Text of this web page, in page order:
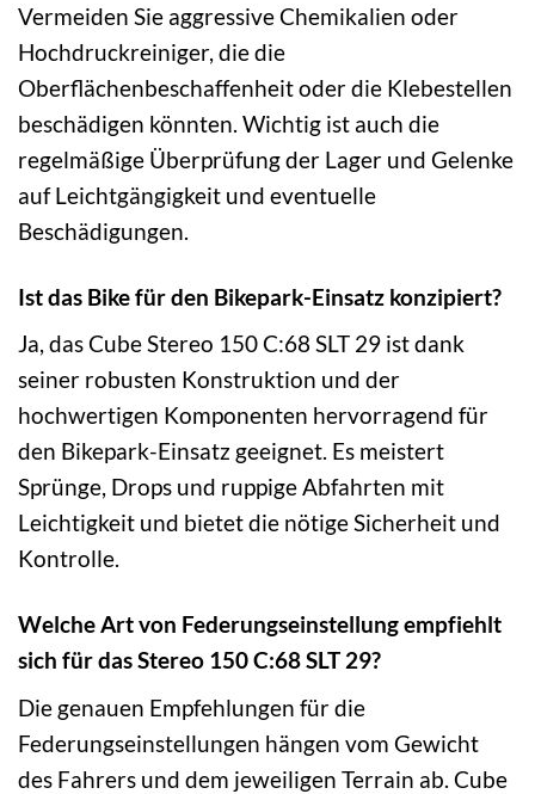
Vermeiden Sie aggressive Chemikalien oder
Hochdruckreiniger, die die
Oberflächenbeschaffenheit oder die Klebestellen
beschädigen könnten. Wichtig ist auch die
regelmäßige Überprüfung der Lager und Gelenke
auf Leichtgängigkeit und eventuelle
Beschädigungen.
Ist das Bike für den Bikepark-Einsatz konzipiert?
Ja, das Cube Stereo 150 C:68 SLT 29 ist dank
seiner robusten Konstruktion und der
hochwertigen Komponenten hervorragend für
den Bikepark-Einsatz geeignet. Es meistert
Sprünge, Drops und ruppige Abfahrten mit
Leichtigkeit und bietet die nötige Sicherheit und
Kontrolle.
Welche Art von Federungseinstellung empfiehlt
sich für das Stereo 150 C:68 SLT 29?
Die genauen Empfehlungen für die
Federungseinstellungen hängen vom Gewicht
des Fahrers und dem jeweiligen Terrain ab. Cube